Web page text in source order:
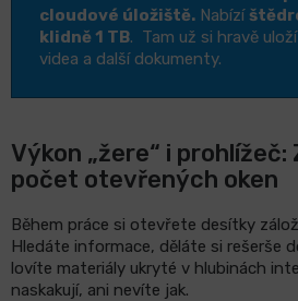
cloudové úložiště. Nabízí
klidně 1 TB. Tam už si hravě
videa a další dokumenty.
Výkon „žere“ i
počet otevřených oken
Během práce si otevřete desítky
Hledáte informace, děláte si rešerše
lovíte materiály ukryté v hlubinách
naskakují, ani nevíte jak.